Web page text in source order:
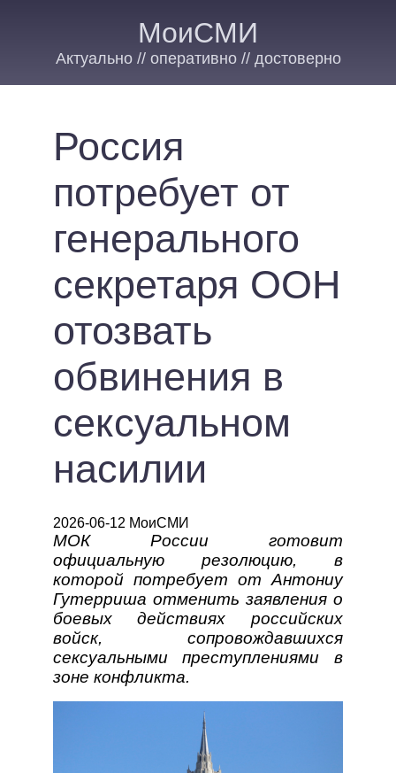
МоиСМИ
Актуально // оперативно // достоверно
Россия
потребует от
генерального
секретаря ООН
отозвать
обвинения в
сексуальном
насилии
2026-06-12 МоиСМИ
МОК России готовит
официальную резолюцию, в
которой потребует от Антониу
Гутерриша отменить заявления о
боевых действиях российских
войск, сопровождавшихся
сексуальными преступлениями в
зоне конфликта.